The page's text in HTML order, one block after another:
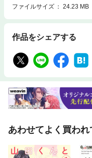
ファイルサイズ
24.23 MB
作品をシェアする
あわせてよく買わ